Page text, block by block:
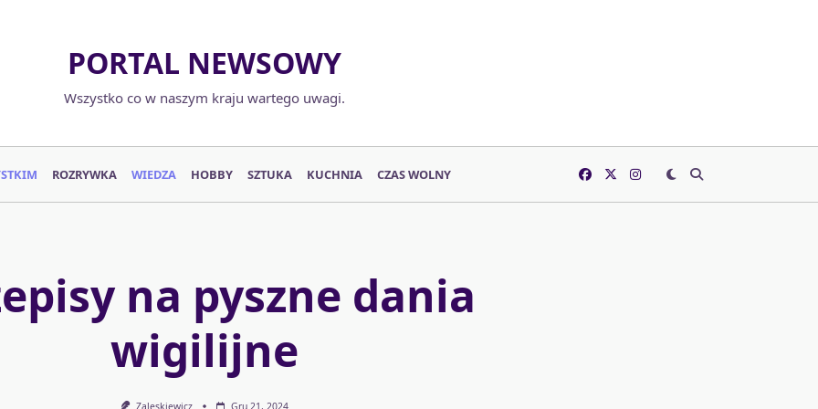
PORTAL NEWSOWY
Wszystko co w naszym kraju wartego uwagi.
ROZRYWKA WIEDZA HOBBY SZTUKA KUCHNIA CZAS WOLNY
na pyszne dania
wigilijne
Zaleskiewicz Gru 21, 2024